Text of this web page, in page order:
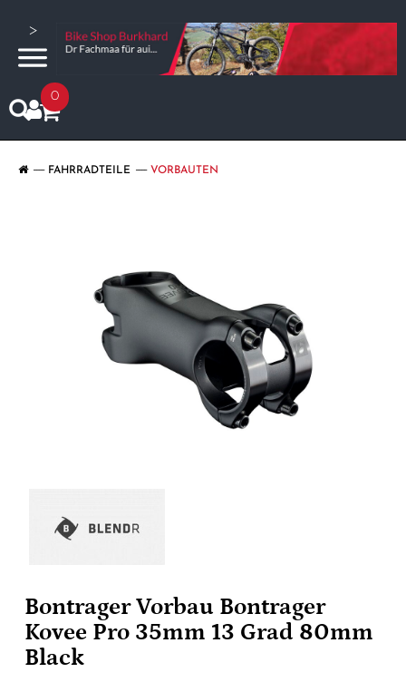
>
0
FAHRRADTEILE VORBAUTEN
Bontrager Vorbau Bontrager
Kovee Pro 35mm 13 Grad 80mm
Black